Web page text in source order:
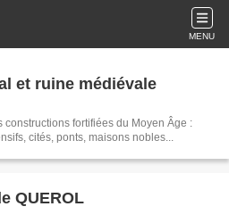
MENU
et ruine médiévale
constructions fortifiées du Moyen Âge :
cités, ponts, maisons nobles...
QUEROL